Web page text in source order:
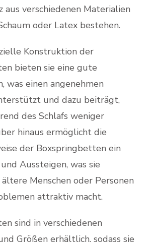
aus verschiedenen Materialien
oder Latex bestehen.
Konstruktion der
bieten sie eine gute
was einen angenehmen
und dazu beiträgt,
des Schlafs weniger
hinaus ermöglicht die
der Boxspringbetten ein
Aussteigen, was sie
Menschen oder Personen
attraktiv macht.
sind in verschiedenen
Größen erhältlich, sodass sie